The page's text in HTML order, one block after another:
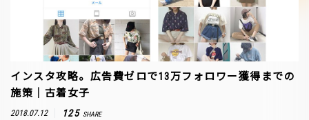
インスタ攻略。広告費ゼロで13万フォロワー獲得までの
施策｜古着女子
2018.07.12 125 SHARE